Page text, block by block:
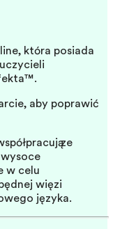
która posiada
aby poprawić
ze
wysoce
w celu
więzi
języka.